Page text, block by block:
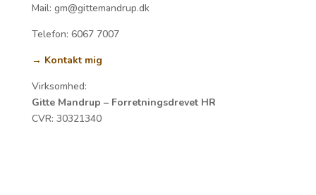
Mail: gm@gittemandrup.dk
Telefon: 6067 7007
→ Kontakt mig
Virksomhed:
Gitte Mandrup – Forretningsdrevet HR
CVR: 30321340